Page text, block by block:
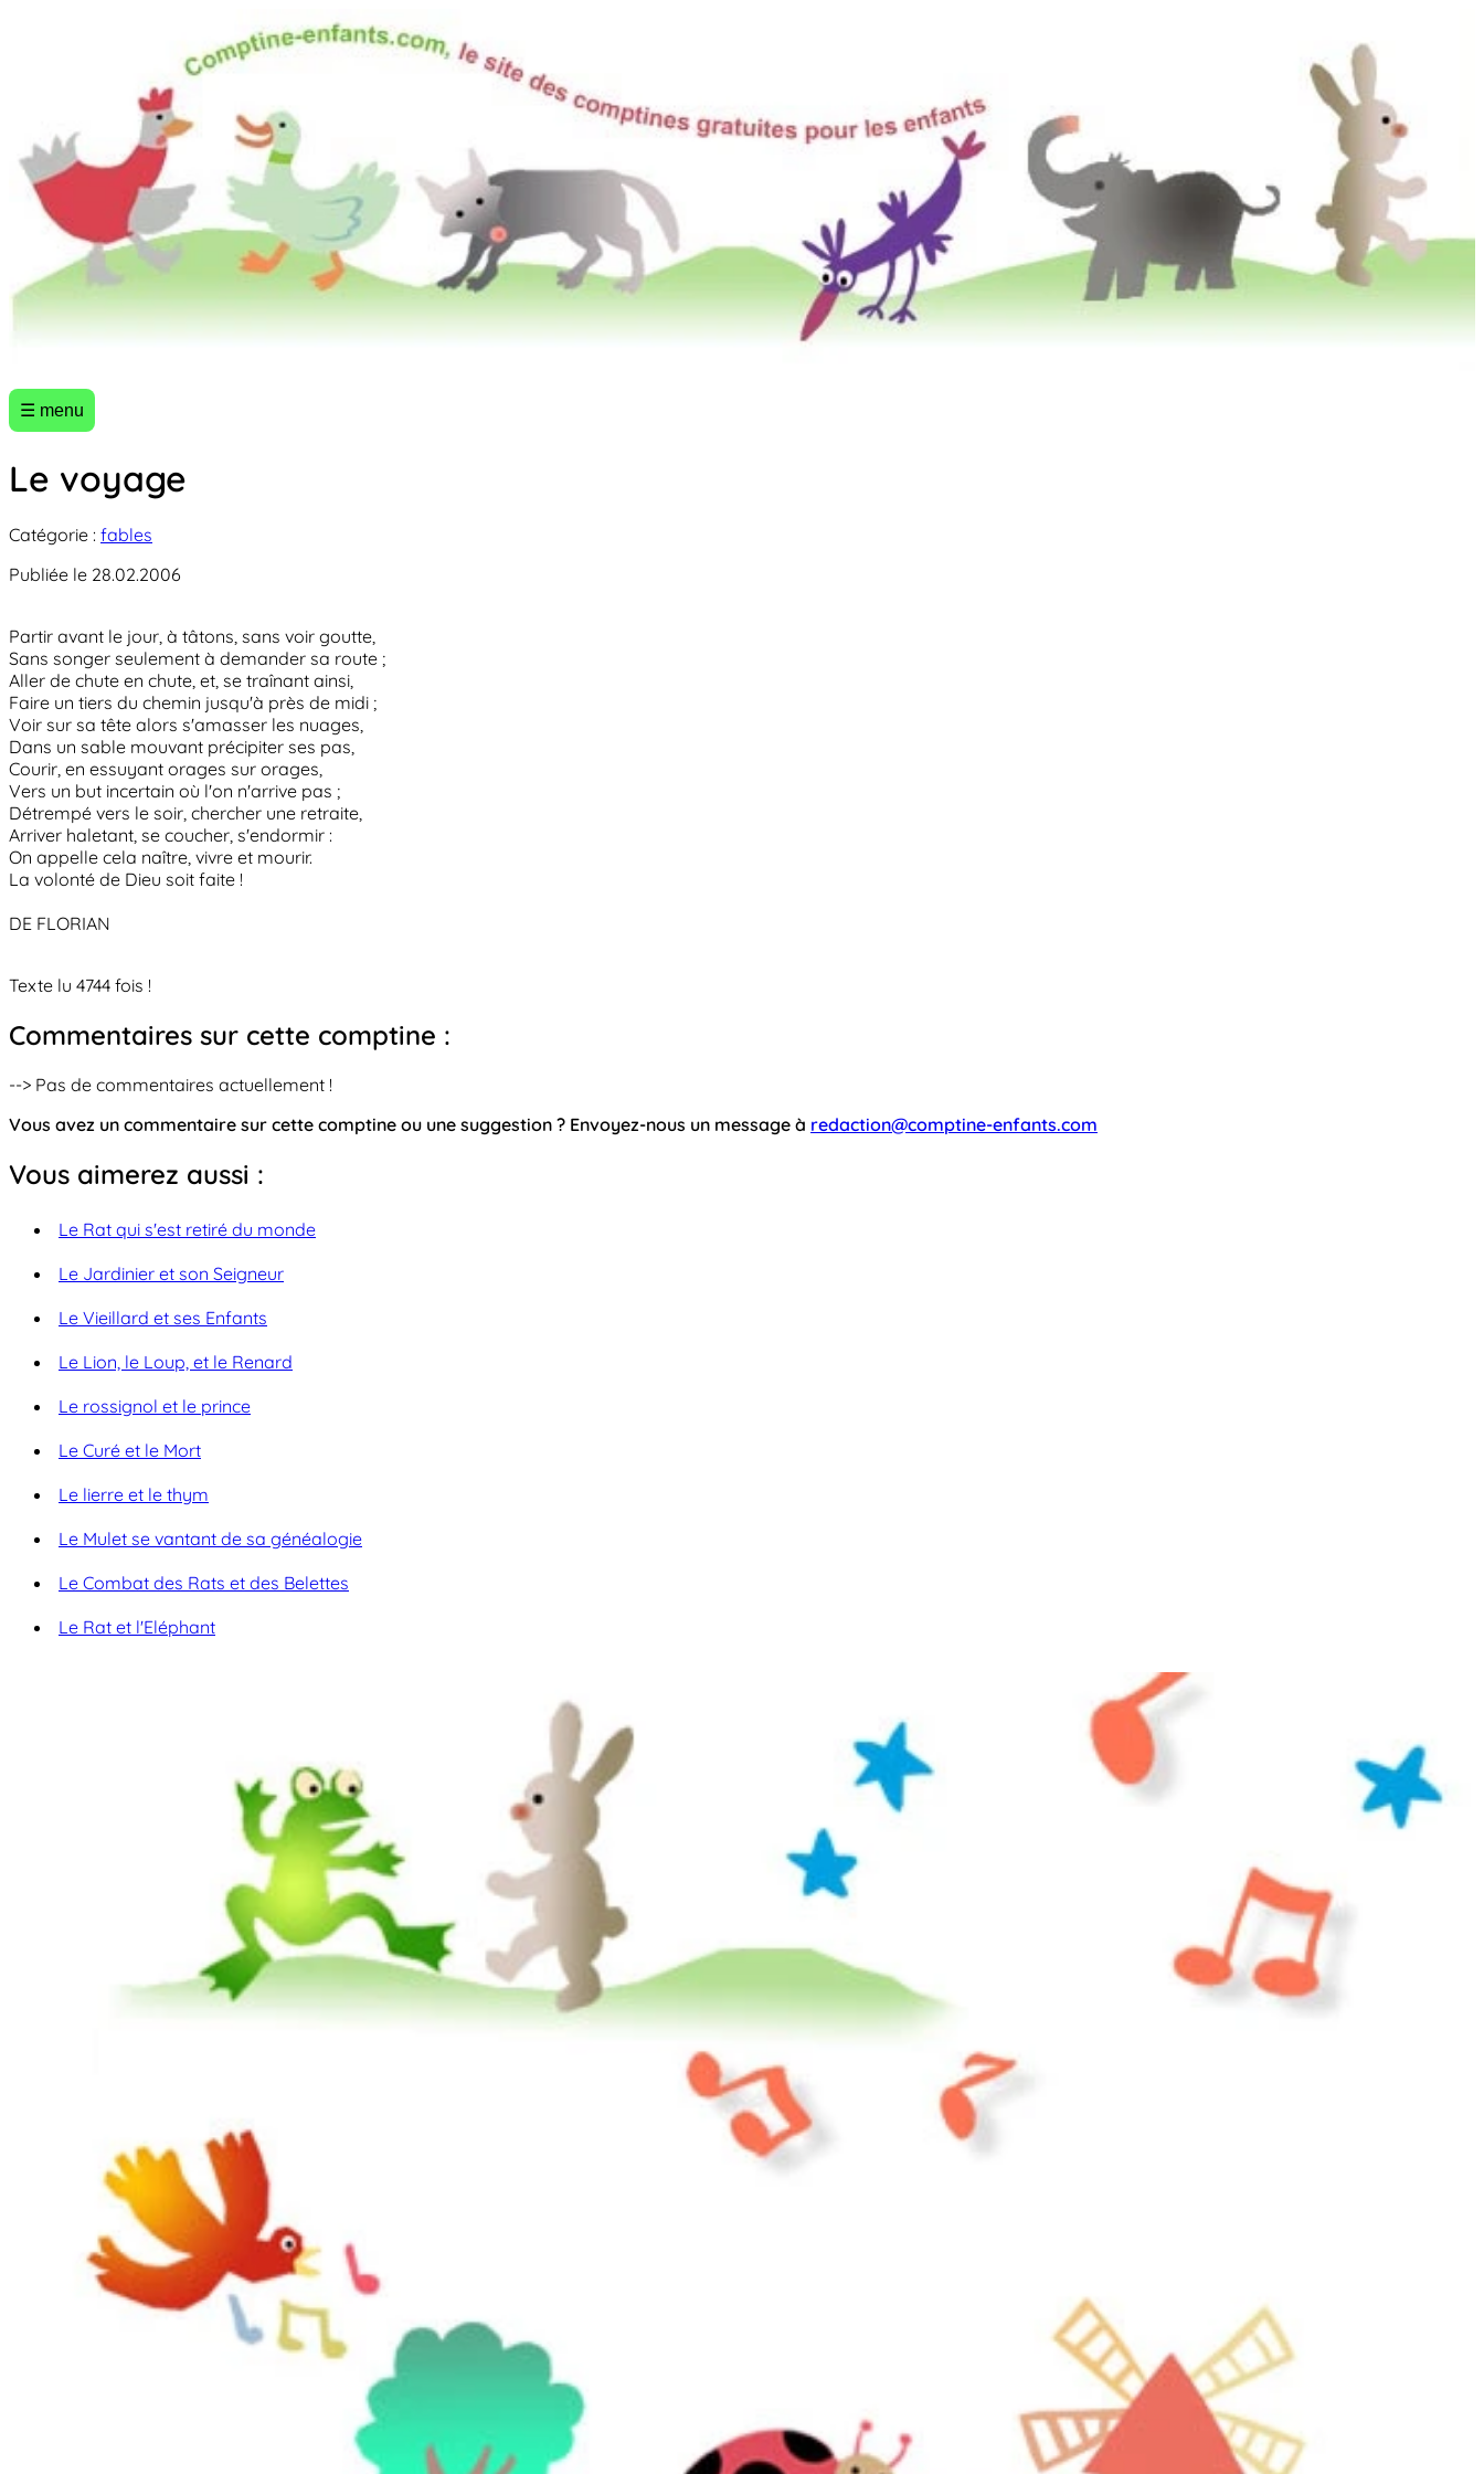
☰ menu
Le voyage
Catégorie : fables
Publiée le 28.02.2006
Partir avant le jour, à tâtons, sans voir goutte,
Sans songer seulement à demander sa route ;
Aller de chute en chute, et, se traînant ainsi,
Faire un tiers du chemin jusqu'à près de midi ;
Voir sur sa tête alors s'amasser les nuages,
Dans un sable mouvant précipiter ses pas,
Courir, en essuyant orages sur orages,
Vers un but incertain où l'on n'arrive pas ;
Détrempé vers le soir, chercher une retraite,
Arriver haletant, se coucher, s'endormir :
On appelle cela naître, vivre et mourir.
La volonté de Dieu soit faite !
DE FLORIAN
Texte lu 4744 fois !
Commentaires sur cette comptine :
--> Pas de commentaires actuellement !
Vous avez un commentaire sur cette comptine ou une suggestion ? Envoyez-nous un message à redaction@comptine-enfants.com
Vous aimerez aussi :
Le Rat qui s'est retiré du monde
Le Jardinier et son Seigneur
Le Vieillard et ses Enfants
Le Lion, le Loup, et le Renard
Le rossignol et le prince
Le Curé et le Mort
Le lierre et le thym
Le Mulet se vantant de sa généalogie
Le Combat des Rats et des Belettes
Le Rat et l'Eléphant